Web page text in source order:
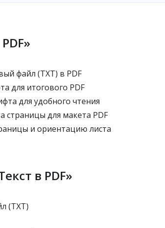
файл (TXT) в PDF
для итогового PDF
для удобного чтения
для макета PDF
и ориентацию листа
в PDF»
(TXT)